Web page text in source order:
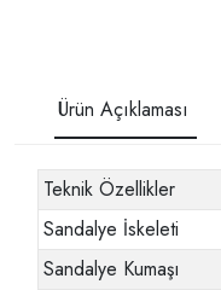
Ürün Açıklaması
Teknik Özellikler
Sandalye İskeleti
Sandalye Kumaşı